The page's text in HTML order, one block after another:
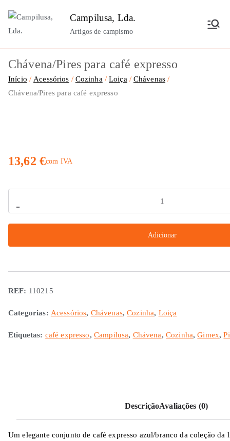
para
conteúdo
Campilusa, Lda.
Artigos de campismo
Chávena/Pires para café expresso
Início Acessórios Cozinha Loiça
Chávenas
Chávena/Pires para café expresso
13,62 €com IVA
-
Chávena/Pires
Adicionar
REF: 110215
Categorias: Acessórios, Chávenas,Cozinha, Loiça
Etiquetas: café expresso, Campilusa, Chávena, Cozinha,Gimex,
DescriçãoAvaliações (0)
Um elegante conjunto de café expresso azul/branco da coleção da